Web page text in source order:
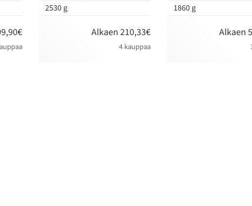
2530 g
Alkaen 210,33€
4 kauppaa
1860 g
Alkaen